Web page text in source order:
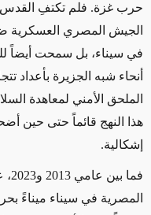
حرب غزة. فلم تكتفِ القدس
الجيش المصري العسكرية
في سيناء، بل سمحت أيضاً
أنحاء شبه الجزيرة بأعداد
هذا النهج قائماً حتى حين
إشكالية.
المصرية في سيناء ميناءً